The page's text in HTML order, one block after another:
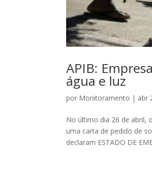
APIB:
água e luz
por Monitoramento | abr
No último dia 26 de abril,
uma carta de pedido de
declaram ESTADO DE